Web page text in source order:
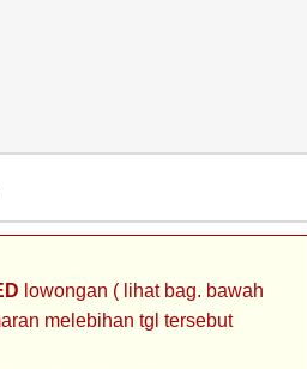
lowongan ( lihat bag. bawah
melebihan tgl tersebut